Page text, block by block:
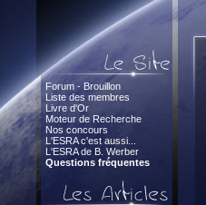
Forum - Brouillon
Liste des membres
Livre d'Or
Moteur de Recherche
Nos concours
L'ESRA c'est aussi...
L'ESRA de B. Werber
Questions fréquentes